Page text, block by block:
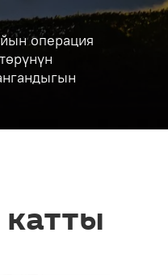
операция